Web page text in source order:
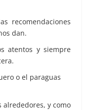
recomendaciones
dan.
atentos y siempre
o el paraguas
alrededores, y como